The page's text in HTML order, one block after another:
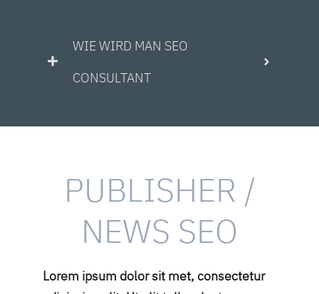
WIE WIRD MAN SEO
CONSULTANT
PUBLISHER /
NEWS SEO
Lorem ipsum dolor sit met, consectetur